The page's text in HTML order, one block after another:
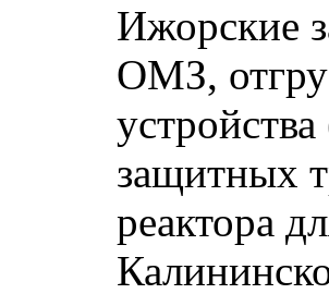
Ижорские
ОМЗ,
защитных
реактора